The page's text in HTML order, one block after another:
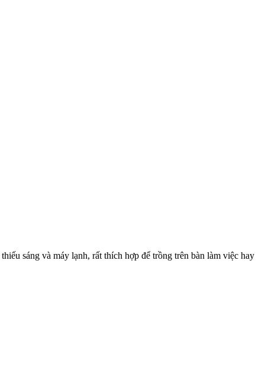
sáng và máy lạnh, rất thích hợp để trồng trên bàn làm việc hay